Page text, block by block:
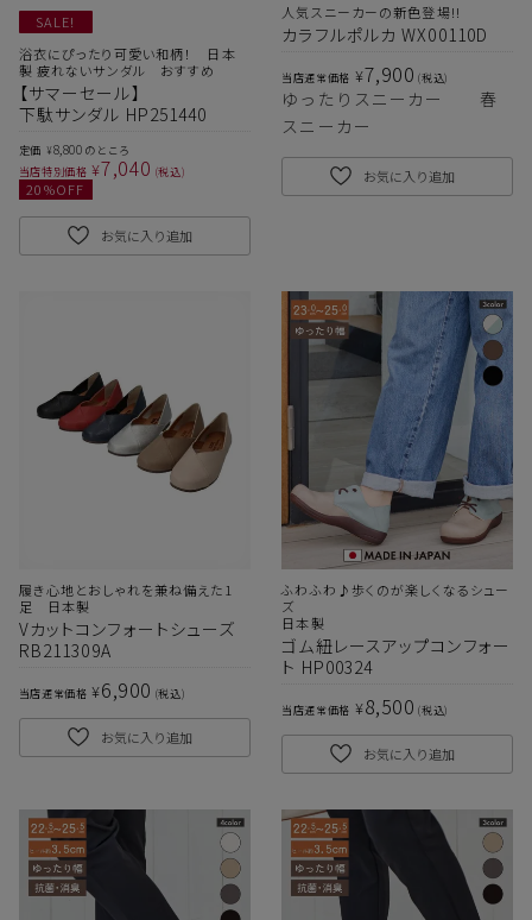
SALE!
浴衣にぴったり可愛い和柄！ 日本
製 疲れないサンダル おすすめ
【サマーセール】
下駄サンダル HP251440
定価 ¥8,800 のところ
当店特別価格 ¥7,040 税込
20%OFF
お気に入り追加
人気スニーカーの新色登場!!
カラフルポルカ WX00110D
当店通常価格 ¥7,900 税込
ゆったりスニーカー 春
スニーカー
お気に入り追加
履き心地とおしゃれを兼ね備えた1
足 日本製
Vカットコンフォートシューズ
RB211309A
当店通常価格 ¥6,900 税込
お気に入り追加
ふわふわ♪歩くのが楽しくなるシュー
ズ
日本製
ゴム紐レースアップコンフォー
ト HP00324
当店通常価格 ¥8,500 税込
お気に入り追加